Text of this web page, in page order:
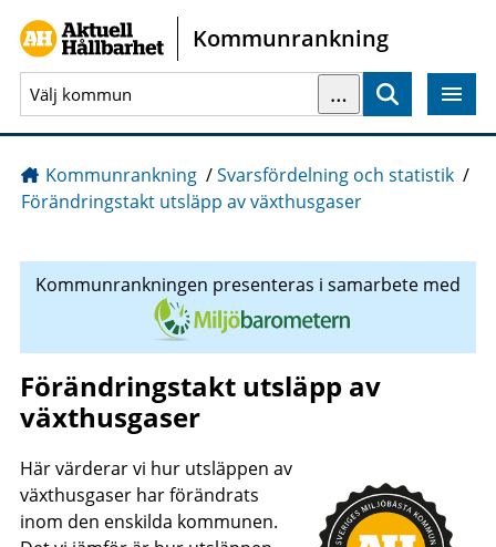
Gå direkt till sidans innehåll
Kommunrankning
…
Kommunrankning /Svarsfördelning och statistik /
Förändringstakt utsläpp av växthusgaser
Kommunrankningen presenteras i samarbete med
Förändringstakt utsläpp av
växthusgaser
Här värderar vi hur utsläppen av
växthusgaser har förändrats
inom den enskilda kommunen.